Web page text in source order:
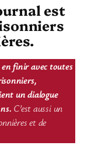
est
en finir avec toutes
un dialogue
C’est aussi un
et de